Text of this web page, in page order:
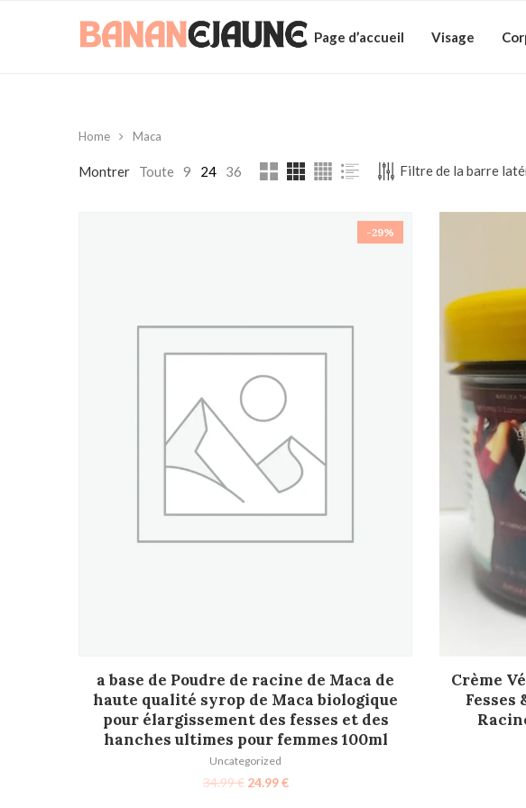
Page d’accueil Visage
Home Maca
Montrer Toute 9 24 36 Filtre de la barre
-29%
AJOUTER AU PANIER
a base de Poudre de racine de Maca de
haute qualité syrop de Maca biologique
pour élargissement des fesses et des
hanches ultimes pour femmes 100ml
Uncategorized
34.99€ 24.99€
Crème
Fesses